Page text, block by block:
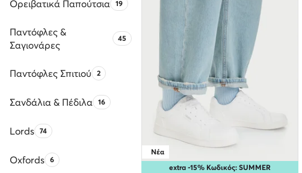
Ορειβατικά ΠαπούτσιαΑριθμός προϊόντων:
19
Παντόφλες &
Σαγιονάρες
Αριθμός προϊόντων:
45
Παντόφλες ΣπιτιούΑριθμός προϊόντων:
2
Σανδάλια & ΠέδιλαΑριθμός προϊόντων:
16
LordsΑριθμός προϊόντων:
74
OxfordsΑριθμός προϊόντων:
6
extra -15% Κωδικός: SUMMER
Νέα